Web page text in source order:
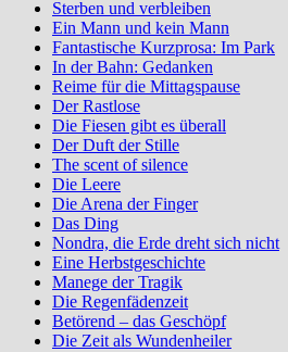
Sterben und verbleiben
Ein Mann und kein Mann
Fantastische Kurzprosa: Im Park
In der Bahn: Gedanken
Reime für die Mittagspause
Der Rastlose
Die Fiesen gibt es überall
Der Duft der Stille
The scent of silence
Die Leere
Die Arena der Finger
Das Ding
Nondra, die Erde dreht sich nicht
Eine Herbstgeschichte
Manege der Tragik
Die Regenfädenzeit
Betörend – das Geschöpf
Die Zeit als Wundenheiler